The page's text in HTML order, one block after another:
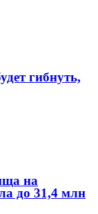
гибнуть,
на
до 31,4 млн